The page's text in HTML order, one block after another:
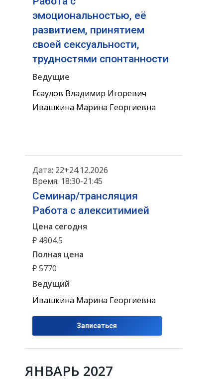
эмоциональностью, её
развитием, принятием
своей сексуальности,
трудностями спонтанности
Ведущие
Есаулов Владимир Игоревич
Ивашкина Марина Георгиевна
Дата: 22+24.12.2026
Время: 18:30-21:45
Семинар/трансляция
Работа с алекситимией
Цена сегодня
₽ 4904.5
Полная цена
₽ 5770
Ведущий
Ивашкина Марина Георгиевна
Записаться
ЯНВАРЬ 2027